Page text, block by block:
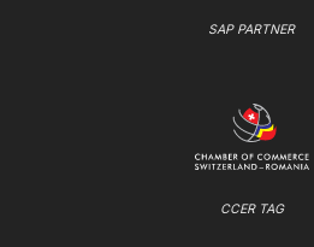
SAP PARTNER
CCER TAG